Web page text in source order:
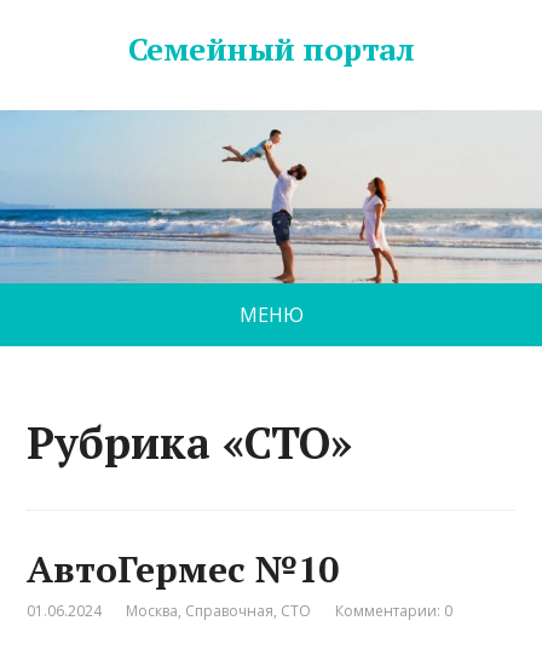
Семейный портал
МЕНЮ
Рубрика «СТО»
АвтоГермес №10
01.06.2024 Москва, Справочная, СТО Комментарии: 0